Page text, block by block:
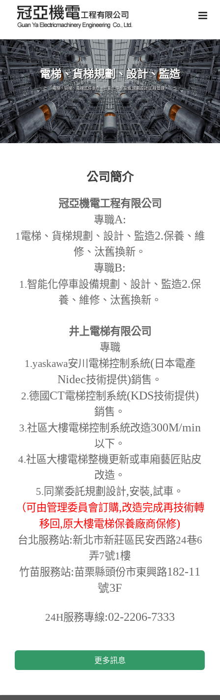
電梯、貨梯規劃、設計、監造
電梯、貨梯、電梯式停車塔、智能化停車設備,規劃設計,工程管理。
公司簡介
冠亞機電工程有限公司
專職A:
1電梯、貨梯規劃、設計、監造2.保養、維
修、汰舊換新。
專職B:
1.智能化停車設備規劃、設計、監造2.保
養、維修、汰舊換新。
井上電梯有限公司
專職
1.yaskawa安川電梯控制系統( 日本電產
Nidec技術提供)銷售。
2.德國 CT電梯控制系統(KDS技術提供)
銷售。
3.社區大樓電梯控制系統改造300M/min
以下。
4.社區大樓電梯整機更新或車廂藝匠貼皮
改造。
5. 同業委託規劃設計,安裝,試車。
（可由管理委員會訂購,改造完成再技術轉
移回,原大樓電梯保養廠商保修)
台北服務站:新北市新莊區民安西路24巷6
弄7號1樓
竹苗服務站:苗栗縣頭份市東興路182-11
號3F
24H服務專線:02-2206-7333
更多訊息